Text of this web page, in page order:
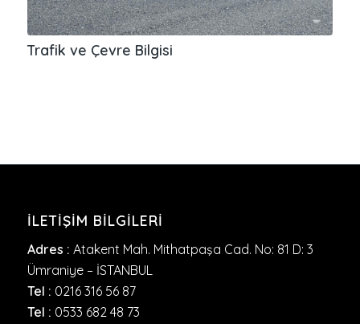
Trafik ve Çevre Bilgisi
İLETIŞIM BILGILERI
Adres : Atakent Mah. Mithatpaşa Cad. No: 81 D: 3
Ümraniye – İSTANBUL
Tel : 0216 316 56 87
Tel : 0533 682 48 73